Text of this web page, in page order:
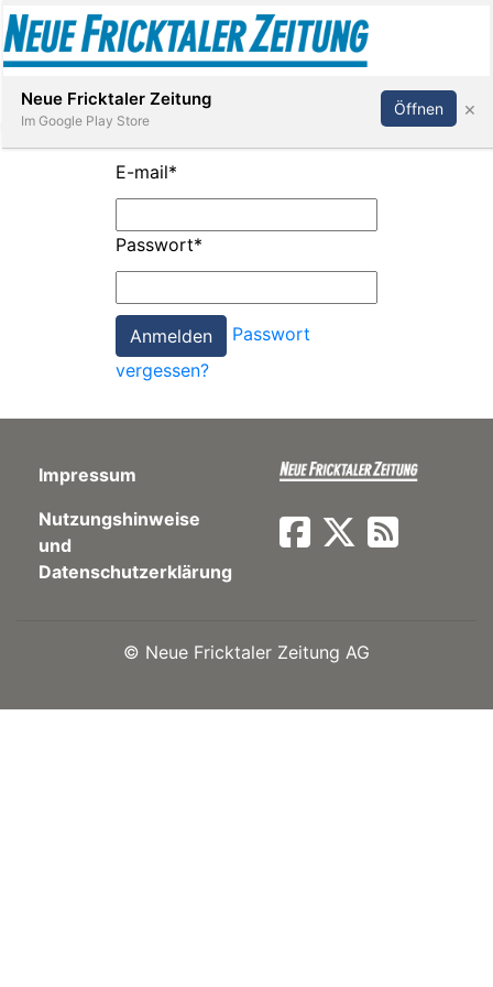
Paper
App
Abonnieren Anmelden
E-mail*
Passwort*
Passwort
vergessen?
Impressum
Nutzungshinweise
und
Datenschutzerklärung
© Neue Fricktaler Zeitung AG
Neue Fricktaler Zeitung
Im Google Play Store
Öffnen ×